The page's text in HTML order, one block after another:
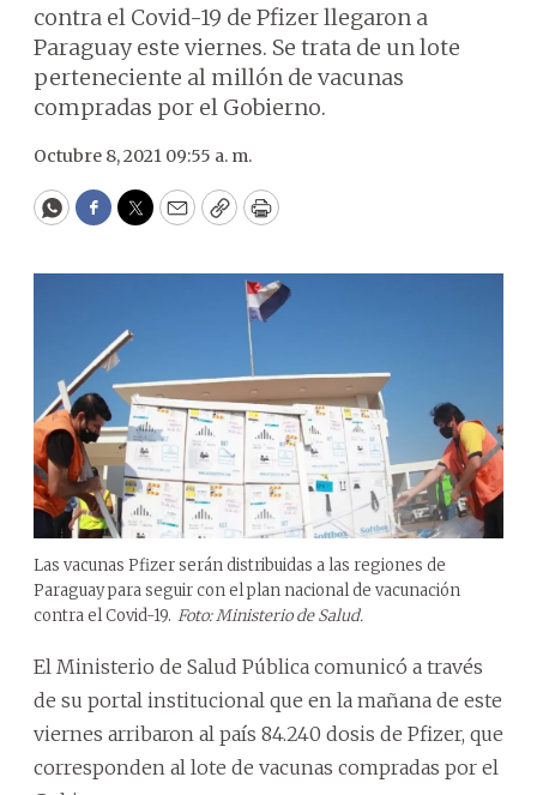
contra el Covid-19 de Pfizer llegaron a
Paraguay este viernes. Se trata de un lote
perteneciente al millón de vacunas
compradas por el Gobierno.
Octubre 8, 2021 09:55 a. m.
WhatsApp
Facebook
Twitter
EmailCopyPrint
Las vacunas Pfizer serán distribuidas a las regiones de
Paraguay para seguir con el plan nacional de vacunación
contra el Covid-19. Foto: Ministerio de Salud.
El Ministerio de Salud Pública comunicó a través
de su portal institucional que en la mañana de este
viernes arribaron al país 84.240 dosis de Pfizer, que
corresponden al lote de vacunas compradas por el